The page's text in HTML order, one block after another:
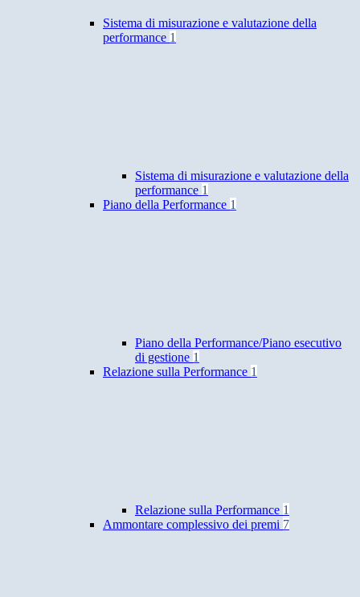
Sistema di misurazione e valutazione della
performance 1
Sistema di misurazione e valutazione della
performance 1
Piano della Performance 1
Piano della Performance/Piano esecutivo
di gestione 1
Relazione sulla Performance 1
Relazione sulla Performance 1
Ammontare complessivo dei premi 7